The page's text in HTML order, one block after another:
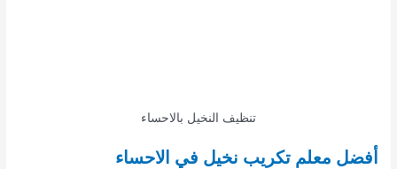
تنظيف النخيل بالاحساء
أفضل معلم تكريب نخيل في الاحساء